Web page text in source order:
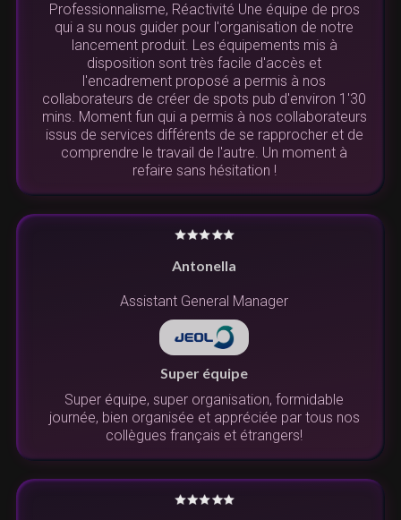
Professionnalisme, Réactivité Une équipe de pros
qui a su nous guider pour l'organisation de notre
lancement produit. Les équipements mis à
disposition sont très facile d'accès et
l'encadrement proposé a permis à nos
collaborateurs de créer de spots pub d'environ 1'30
mins. Moment fun qui a permis à nos collaborateurs
issus de services différents de se rapprocher et de
comprendre le travail de l'autre. Un moment à
refaire sans hésitation !
Antonella
Assistant General Manager
Super équipe
Super équipe, super organisation, formidable
journée, bien organisée et appréciée par tous nos
collègues français et étrangers!